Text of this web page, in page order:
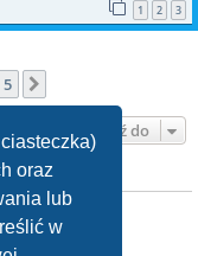
oraz
lub
w
1 2 3
5
Przejdź do